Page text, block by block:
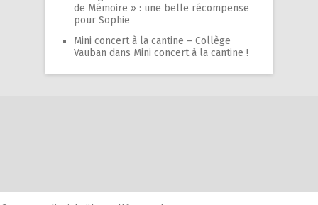
de Mémoire » : une belle récompense
pour Sophie
Mini concert à la cantine – Collège
Vauban dans Mini concert à la cantine !